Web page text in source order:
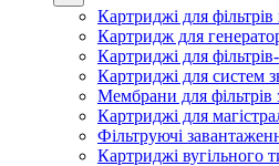
Картриджі для
Картридж для
Картриджі для
Картриджі для систем
Мембрани для фільтрів
Картриджі для
Фільтруючі
Картриджі вугільного